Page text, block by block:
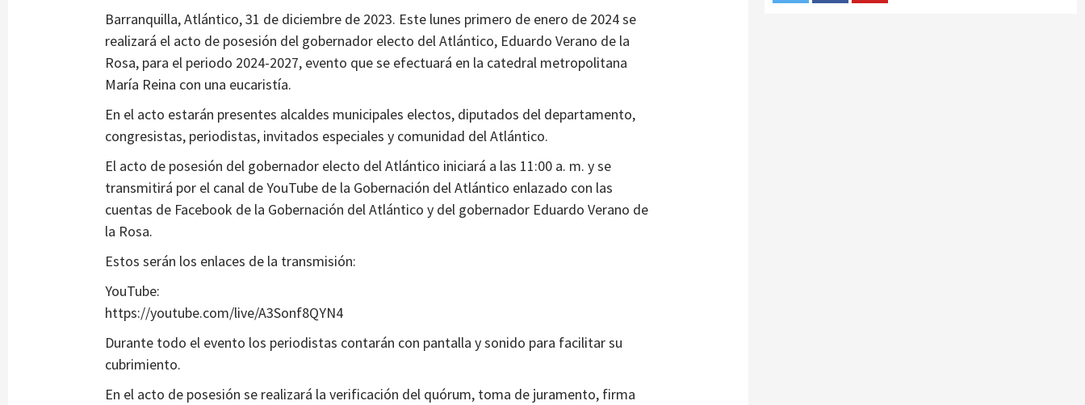
Barranquilla, Atlántico, 31 de diciembre de 2023. Este lunes primero de enero de 2024 se
realizará el acto de posesión del gobernador electo del Atlántico, Eduardo Verano de la
Rosa, para el periodo 2024-2027, evento que se efectuará en la catedral metropolitana
María Reina con una eucaristía.
En el acto estarán presentes alcaldes municipales electos, diputados del departamento,
congresistas, periodistas, invitados especiales y comunidad del Atlántico.
El acto de posesión del gobernador electo del Atlántico iniciará a las 11:00 a. m. y se
transmitirá por el canal de YouTube de la Gobernación del Atlántico enlazado con las
cuentas de Facebook de la Gobernación del Atlántico y del gobernador Eduardo Verano de
la Rosa.
Estos serán los enlaces de la transmisión:
YouTube:
https://youtube.com/live/A3Sonf8QYN4
Durante todo el evento los periodistas contarán con pantalla y sonido para facilitar su
cubrimiento.
En el acto de posesión se realizará la verificación del quórum, toma de juramento, firma